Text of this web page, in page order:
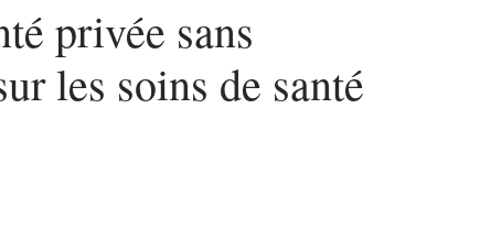
privée sans
les soins de santé